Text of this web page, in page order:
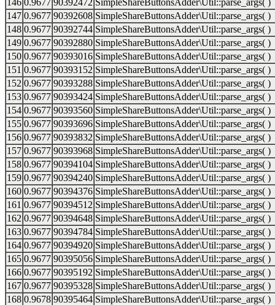
146 0.9677 90392472 SimpleShareButtonsAdder\Util::parse_args( )
147 0.9677 90392608 SimpleShareButtonsAdder\Util::parse_args( )
148 0.9677 90392744 SimpleShareButtonsAdder\Util::parse_args( )
149 0.9677 90392880 SimpleShareButtonsAdder\Util::parse_args( )
150 0.9677 90393016 SimpleShareButtonsAdder\Util::parse_args( )
151 0.9677 90393152 SimpleShareButtonsAdder\Util::parse_args( )
152 0.9677 90393288 SimpleShareButtonsAdder\Util::parse_args( )
153 0.9677 90393424 SimpleShareButtonsAdder\Util::parse_args( )
154 0.9677 90393560 SimpleShareButtonsAdder\Util::parse_args( )
155 0.9677 90393696 SimpleShareButtonsAdder\Util::parse_args( )
156 0.9677 90393832 SimpleShareButtonsAdder\Util::parse_args( )
157 0.9677 90393968 SimpleShareButtonsAdder\Util::parse_args( )
158 0.9677 90394104 SimpleShareButtonsAdder\Util::parse_args( )
159 0.9677 90394240 SimpleShareButtonsAdder\Util::parse_args( )
160 0.9677 90394376 SimpleShareButtonsAdder\Util::parse_args( )
161 0.9677 90394512 SimpleShareButtonsAdder\Util::parse_args( )
162 0.9677 90394648 SimpleShareButtonsAdder\Util::parse_args( )
163 0.9677 90394784 SimpleShareButtonsAdder\Util::parse_args( )
164 0.9677 90394920 SimpleShareButtonsAdder\Util::parse_args( )
165 0.9677 90395056 SimpleShareButtonsAdder\Util::parse_args( )
166 0.9677 90395192 SimpleShareButtonsAdder\Util::parse_args( )
167 0.9677 90395328 SimpleShareButtonsAdder\Util::parse_args( )
168 0.9678 90395464 SimpleShareButtonsAdder\Util::parse_args( )